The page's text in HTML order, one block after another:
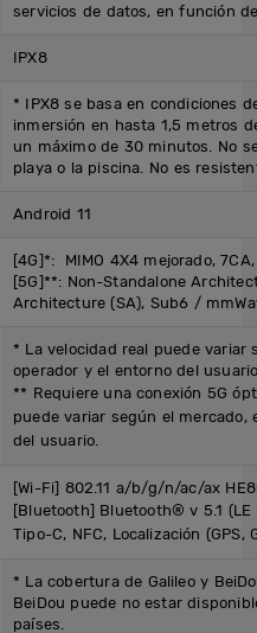
servicios de datos, en función
IPX8
* IPX8 se basa en condiciones
inmersión en hasta 1,5 metros
un máximo de 30 minutos. No
playa o la piscina. No es
Android 11
[4G]*: MIMO 4X4 mejorado,
[5G]**: Non-Standalone
Architecture (SA), Sub6 /
* La velocidad real puede variar
operador y el entorno del
** Requiere una conexión 5G
puede variar según el mercado,
del usuario.
[Wi-Fi] 802.11 a/b/g/n/ac/ax
[Bluetooth] Bluetooth® v 5.1 (LE
Tipo-C, NFC, Localización (GPS,
* La cobertura de Galileo y
BeiDou puede no estar
países.